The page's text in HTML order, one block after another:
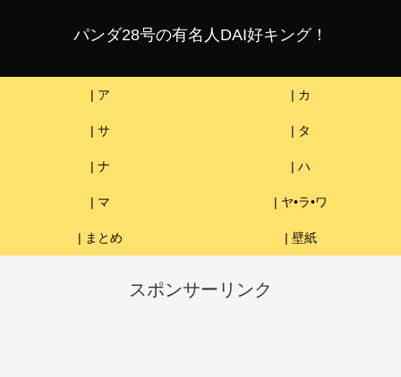
パンダ28号の有名人DAI好キング！
| ア | カ
| サ | タ
| ナ | ハ
| マ | ヤ•ラ•ワ
| まとめ | 壁紙
スポンサーリンク